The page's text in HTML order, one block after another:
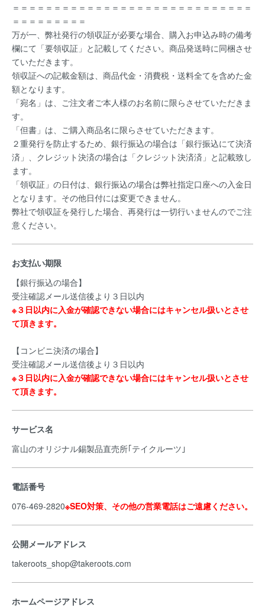
＝＝＝＝＝＝＝＝＝＝＝＝＝＝＝＝＝＝＝＝＝＝＝＝＝＝＝＝＝
＝＝＝＝＝＝＝＝＝
万が一、弊社発行の領収証が必要な場合、購入お申込み時の備考
欄にて「要領収証」と記載してください。商品発送時に同梱させ
ていただきます。
領収証への記載金額は、商品代金・消費税・送料全てを含めた金
額となります。
「宛名」は、ご注文者ご本人様のお名前に限らさせていただきま
す。
「但書」は、ご購入商品名に限らさせていただきます。
２重発行を防止するため、銀行振込の場合は「銀行振込にて決済
済」、クレジット決済の場合は「クレジット決済済」と記載致し
ます。
「領収証」の日付は、銀行振込の場合は弊社指定口座への入金日
となります。その他日付には変更できません。
弊社で領収証を発行した場合、再発行は一切行いませんのでご注
意ください。
お支払い期限
【銀行振込の場合】
受注確認メール送信後より３日以内
※３日以内に入金が確認できない場合にはキャンセル扱いとさせ
て頂きます。
【コンビニ決済の場合】
受注確認メール送信後より３日以内
※３日以内に入金が確認できない場合にはキャンセル扱いとさせ
て頂きます。
サービス名
富山のオリジナル錫製品直売所｢テイクルーツ｣
電話番号
076-469-2820※SEO対策、その他の営業電話はご遠慮ください。
公開メールアドレス
takeroots_shop@takeroots.com
ホームページアドレス